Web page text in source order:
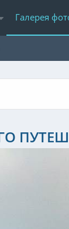
Галерея